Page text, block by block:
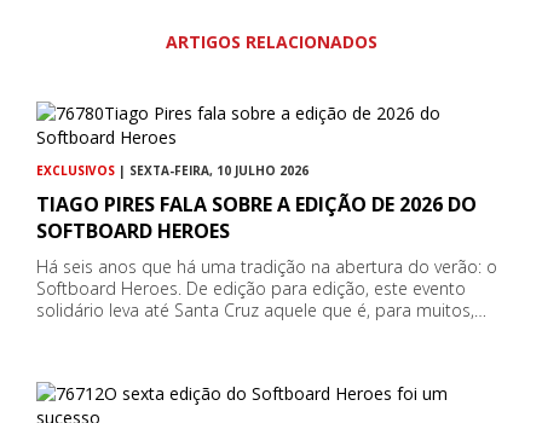
ARTIGOS RELACIONADOS
EXCLUSIVOS | SEXTA-FEIRA, 10 JULHO 2026
TIAGO PIRES FALA SOBRE A EDIÇÃO DE 2026 DO
SOFTBOARD HEROES
Há seis anos que há uma tradição na abertura do verão: o
Softboard Heroes. De edição para edição, este evento
solidário leva até Santa Cruz aquele que é, para muitos,…